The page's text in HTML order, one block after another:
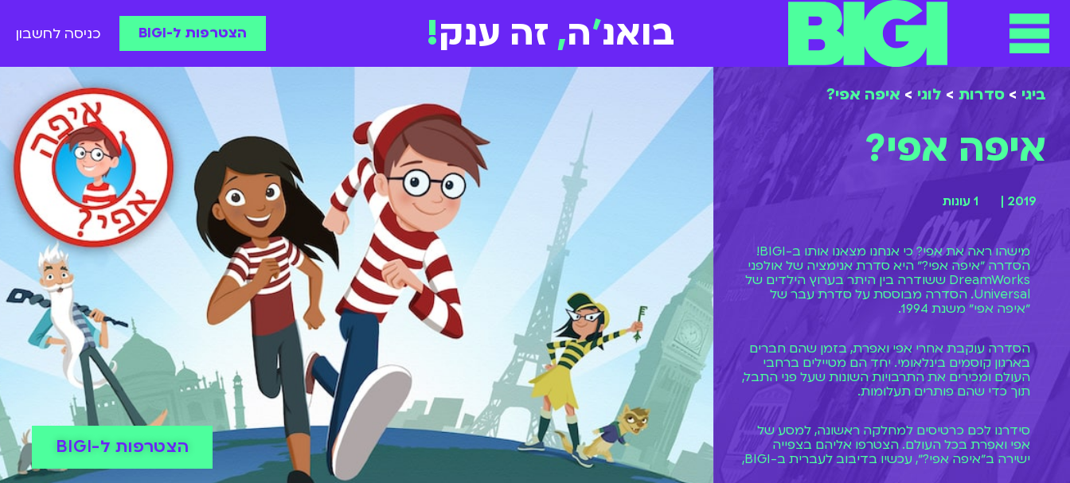
בואנ'ה, זה ענק! הצטרפות ל-BIGI כניסה לחשבון
ביגי > סדרות > לוגי > איפה אפי?
איפה אפי?
2019 | 1 עונות
מישהו ראה את אפי? כי אנחנו מצאנו אותו ב-BIGI!
הסדרה ״איפה אפי?״ היא סדרת אנימציה של אולפני
DreamWorks ששודרה בין היתר בערוץ הילדים של
Universal. הסדרה מבוססת על סדרת עבר של
״איפה אפי״ משנת 1994.
הסדרה עוקבת אחרי אפי ואפרת, בזמן שהם חברים
בארגון קוסמים בינלאומי. יחד הם מטיילים ברחבי
העולם ומכירים את התרבויות השונות שעל פני התבל,
תוך כדי שהם פותרים תעלומות.
סידרנו לכם כרטיסים למחלקה ראשונה, למסע של
אפי ואפרת בכל העולם. הצטרפו אליהם בצפייה
ישירה ב״איפה אפי?״, עכשיו בדיבוב לעברית ב-BIGI,
בכל זמן שרק תרצו.
הצטרפות ל-BIGI